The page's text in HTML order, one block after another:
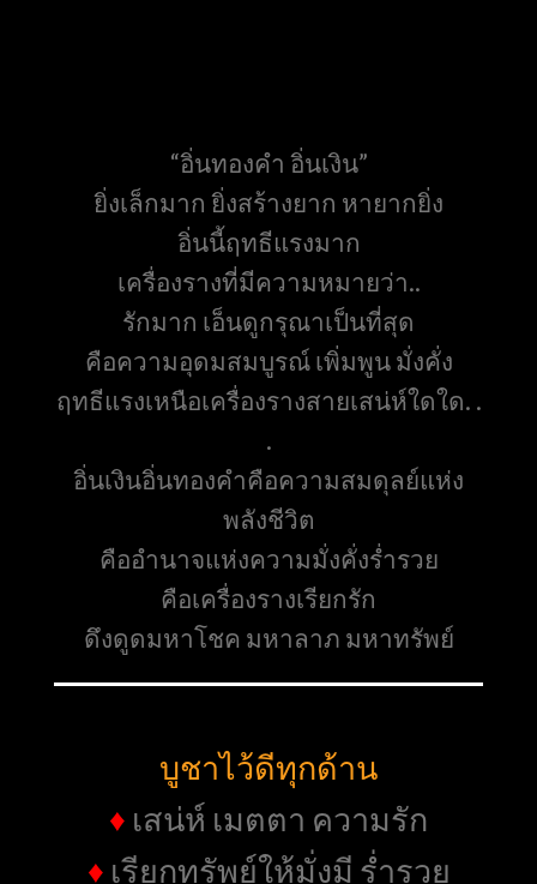
“อิ่นทองคำ อิ่นเงิน”
ยิ่งเล็กมาก ยิ่งสร้างยาก หายากยิ่ง
อิ่นนี้ฤทธีแรงมาก
เครื่องรางที่มีความหมายว่า..
รักมาก เอ็นดูกรุณาเป็นที่สุด
คือความอุดมสมบูรณ์ เพิ่มพูน มั่งคั่ง
ฤทธีแรงเหนือเครื่องรางสายเสน่ห์ใดใด. .
.
อิ่นเงินอิ่นทองคำคือความสมดุลย์แห่ง
พลังชีวิต
คืออำนาจแห่งความมั่งคั่งร่ำรวย
คือเครื่องรางเรียกรัก
ดึงดูดมหาโชค มหาลาภ มหาทรัพย์
บูชาไว้ดีทุกด้าน
♦ เสน่ห์ เมตตา ความรัก
♦ เรียกทรัพย์ให้มั่งมี ร่ำรวย